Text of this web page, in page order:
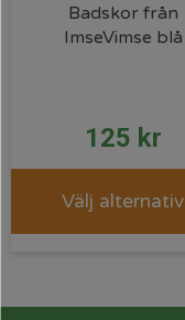
Badskor från
ImseVimse blå
125 kr
Välj alternativ